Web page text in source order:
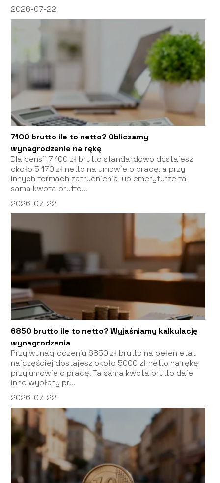
2026-07-22
7100 brutto ile to netto? Obliczamy
wynagrodzenie na rękę
Dla pensji 7 100 zł brutto standardowo dostajesz
około 5 170 zł netto na umowie o pracę, a przy
innych formach zatrudnienia lub emeryturze ta
sama kwota brutto...
2026-07-22
6850 brutto ile to netto? Wyjaśniamy kalkulację
wynagrodzenia
Przy wynagrodzeniu 6850 zł brutto na pełen etat
najczęściej dostajesz około 5000 zł netto na rękę
przy umowie o pracę. Ta sama kwota brutto daje
inne wypłaty pr...
2026-07-22